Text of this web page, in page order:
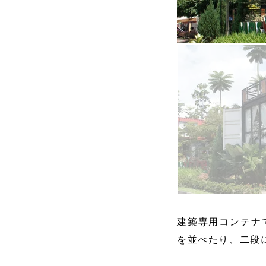
会社概要
建築専用コンテナ
を並べたり、二段